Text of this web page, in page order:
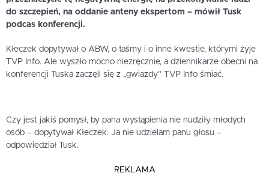
do szczepień, na oddanie anteny ekspertom – mówił Tusk
podcas konferencji.
Kłeczek dopytywał o ABW, o taśmy i o inne kwestie, którymi żyje
TVP Info. Ale wyszło mocno niezręcznie, a dziennikarze obecni na
konferencji Tuska zaczęli się z „gwiazdy” TVP Info śmiać.
Czy jest jakiś pomysł, by pana wystąpienia nie nudziły młodych
osób – dopytywał Kłeczek. Ja nie udzielam panu głosu –
odpowiedział Tusk.
REKLAMA